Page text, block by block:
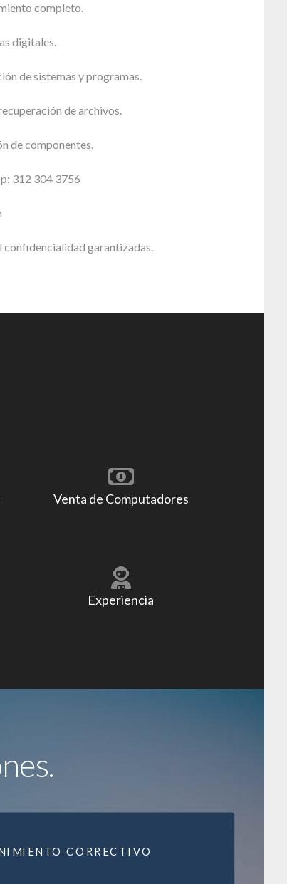
completo.
digitales.
de sistemas y programas.
de archivos.
de componentes.
312 304 3756
confidencialidad garantizadas.
Venta de Computadores
Experiencia
CORRECTIVO